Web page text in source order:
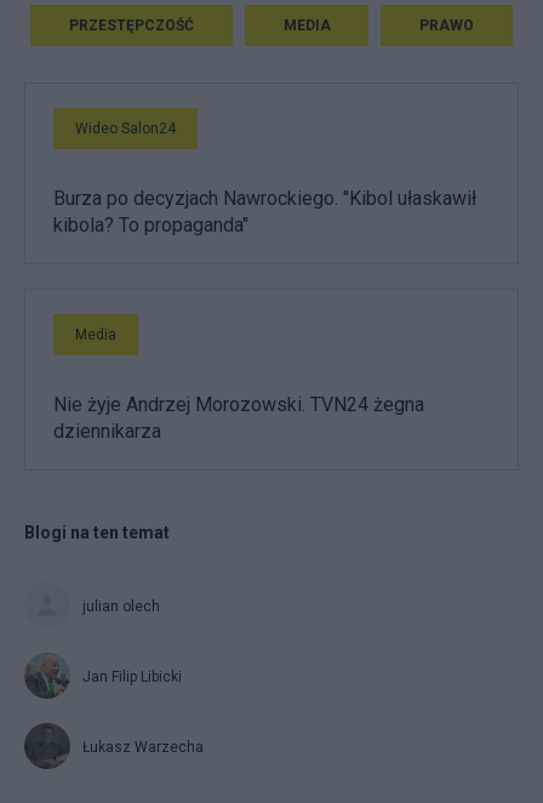
PRZESTĘPCZOŚĆ MEDIA PRAWO
Wideo Salon24
Burza po decyzjach Nawrockiego. "Kibol ułaskawił
kibola? To propaganda"
Media
Nie żyje Andrzej Morozowski. TVN24 żegna
dziennikarza
Blogi na ten temat
julian olech
Jan Filip Libicki
Łukasz Warzecha